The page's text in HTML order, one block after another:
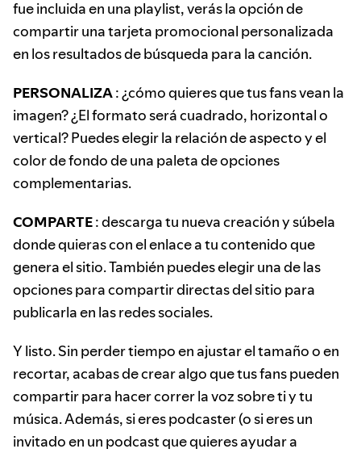
fue incluida en una playlist, verás la opción de
compartir una tarjeta promocional personalizada
en los resultados de búsqueda para la canción.
PERSONALIZA: ¿cómo quieres que tus fans vean la
imagen? ¿El formato será cuadrado, horizontal o
vertical? Puedes elegir la relación de aspecto y el
color de fondo de una paleta de opciones
complementarias.
COMPARTE: descarga tu nueva creación y súbela
donde quieras con el enlace a tu contenido que
genera el sitio. También puedes elegir una de las
opciones para compartir directas del sitio para
publicarla en las redes sociales.
Y listo. Sin perder tiempo en ajustar el tamaño o en
recortar, acabas de crear algo que tus fans pueden
compartir para hacer correr la voz sobre ti y tu
música. Además, si eres podcaster (o si eres un
invitado en un podcast que quieres ayudar a